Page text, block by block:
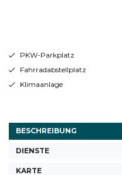
PKW-Parkplatz
Fahrradabstellplatz
Klimaanlage
BESCHREIBUNG
DIENSTE
KARTE